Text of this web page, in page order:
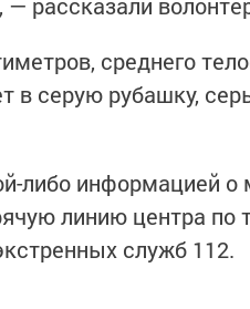
среднего
в серую рубашку,
либо информацией
линию центра по
служб 112.